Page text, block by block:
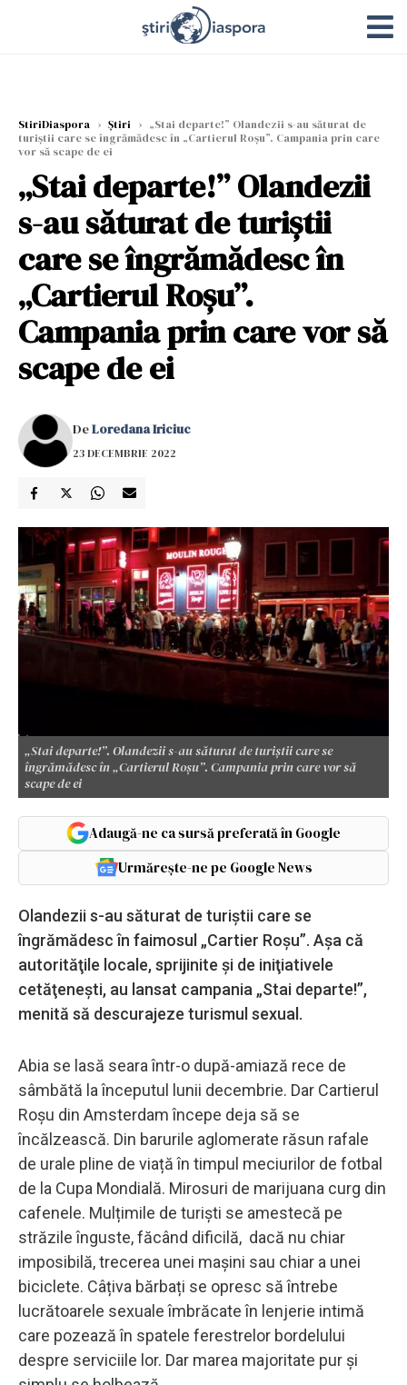
StiriDiaspora › Știri › „Stai departe!” Olandezii s-au săturat de
turiștii care se îngrămădesc în „Cartierul Roşu”. Campania prin care
vor să scape de ei
„Stai departe!” Olandezii
s-au săturat de turiștii
care se îngrămădesc în
„Cartierul Roşu”.
Campania prin care vor să
scape de ei
DeLoredana Iriciuc
23 DECEMBRIE 2022
„Stai departe!”. Olandezii s-au săturat de turiștii care se
îngrămădesc în „Cartierul Roşu”. Campania prin care vor să
scape de ei
Adaugă-ne ca sursă preferată în Google
Urmărește-ne pe Google News
Olandezii s-au săturat de turiștii care se
îngrămădesc în faimosul „Cartier Roşu”. Aşa că
autorităţile locale, sprijinite şi de iniţiativele
cetăţeneşti, au lansat campania „Stai departe!”,
menită să descurajeze turismul sexual.
Abia se lasă seara într-o după-amiază rece de
sâmbătă la începutul lunii decembrie. Dar Cartierul
Roșu din Amsterdam începe deja să se
încălzească. Din barurile aglomerate răsun rafale
de urale pline de viață în timpul meciurilor de fotbal
de la Cupa Mondială. Mirosuri de marijuana curg din
cafenele. Mulțimile de turiști se amestecă pe
străzile înguste, făcând dificilă, dacă nu chiar
imposibilă, trecerea unei mașini sau chiar a unei
biciclete. Câțiva bărbați se opresc să întrebe
lucrătoarele sexuale îmbrăcate în lenjerie intimă
care pozează în spatele ferestrelor bordelului
despre serviciile lor. Dar marea majoritate pur și